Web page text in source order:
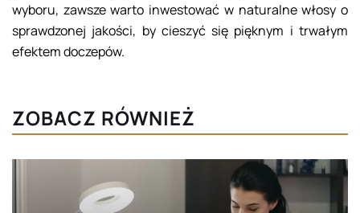
wyboru, zawsze warto inwestować w naturalne włosy o
sprawdzonej jakości, by cieszyć się pięknym i trwałym
efektem doczepów.
ZOBACZ RÓWNIEŻ